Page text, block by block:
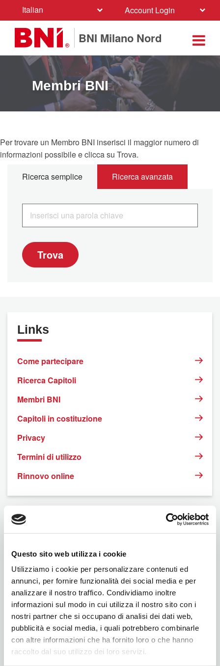
Questo sito web utilizza i cookie
Utilizziamo i cookie per personalizzare contenuti ed
annunci, per fornire funzionalità dei social media e per
analizzare il nostro traffico. Condividiamo inoltre
informazioni sul modo in cui utilizza il nostro sito con i
nostri partner che si occupano di analisi dei dati web,
pubblicità e social media, i quali potrebbero combinarle
con altre informazioni che ha fornito loro o che hanno
raccolto dal suo utilizzo dei loro servizi.
Italian Account Login
BNI Milano Nord
Membri BNI
Per trovare un Membro BNI inserisci il maggior numero di
informazioni possibile e clicca su Trova.
Ricerca semplice
Ricerca avanzata
Trova
Links
Come partecipare
Ricerca Capitoli
Membri BNI
Capitoli in costituzione
Privacy
Termini di utilizzo
Rinnovo online
BNI